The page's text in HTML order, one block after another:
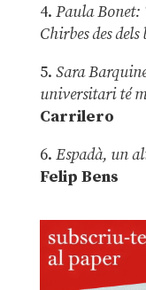
4. Paula Bonet:
Chirbes des
5. Sara
universitari té
Carrilero
6. Espadà, un
Felip Bens